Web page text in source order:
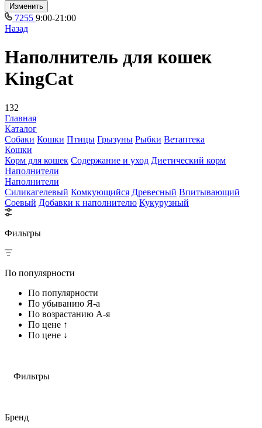
Изменить
7255 9:00-21:00
Назад
Наполнитель для кошек
KingCat
132
Главная
Каталог
Собаки Кошки Птицы Грызуны Рыбки Ветаптека
Кошки
Корм для кошек Содержание и уход Диетический корм
Наполнители
Наполнители
Силикагелевый Комкующийся Древесный Впитывающий
Соевый Добавки к наполнителю Кукурузный
Фильтры
По популярности
По популярности
По убыванию Я-а
По возрастанию А-я
По цене ↑
По цене ↓
Фильтры
Бренд